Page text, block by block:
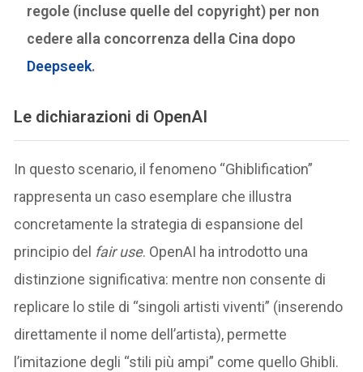
regole (incluse quelle del copyright) per non
cedere alla concorrenza della Cina dopo
Deepseek.
Le dichiarazioni di OpenAI
In questo scenario, il fenomeno “Ghiblification”
rappresenta un caso esemplare che illustra
concretamente la strategia di espansione del
principio del fair use. OpenAI ha introdotto una
distinzione significativa: mentre non consente di
replicare lo stile di “singoli artisti viventi” (inserendo
direttamente il nome dell’artista), permette
l’imitazione degli “stili più ampi” come quello Ghibli.